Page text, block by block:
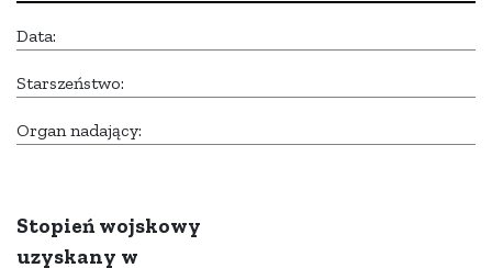
Data:
Starszeństwo:
Organ nadający:
Stopień wojskowy
uzyskany w